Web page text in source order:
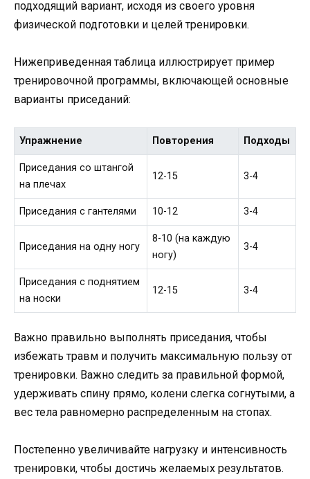
подходящий вариант, исходя из своего уровня
физической подготовки и целей тренировки.
Нижеприведенная таблица иллюстрирует пример
тренировочной программы, включающей основные
варианты приседаний:
Упражнение Повторения Подходы
Приседания со штангой
на плечах
12-15 3-4
Приседания с гантелями 10-12 3-4
Приседания на одну ногу
8-10 (на каждую
ногу)
3-4
Приседания с поднятием
на носки
12-15 3-4
Важно правильно выполнять приседания, чтобы
избежать травм и получить максимальную пользу от
тренировки. Важно следить за правильной формой,
удерживать спину прямо, колени слегка согнутыми, а
вес тела равномерно распределенным на стопах.
Постепенно увеличивайте нагрузку и интенсивность
тренировки, чтобы достичь желаемых результатов.